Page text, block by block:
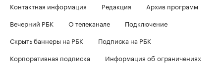
Контактная информация Редакция
Архив программ
Вечерний РБК
О телеканале
Подключение
Скрыть баннеры на РБК
Подписка на РБК
Корпоративная подписка
Информация об ограничениях